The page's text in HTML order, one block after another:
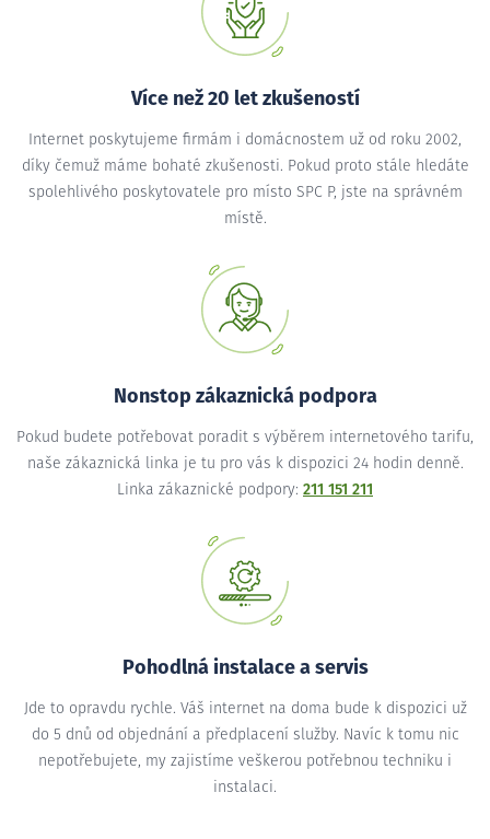
Více než 20 let zkušeností
Internet poskytujeme firmám i domácnostem už od roku 2002,
díky čemuž máme bohaté zkušenosti. Pokud proto stále hledáte
spolehlivého poskytovatele pro místo SPC P, jste na správném
místě.
Nonstop zákaznická podpora
Pokud budete potřebovat poradit s výběrem internetového tarifu,
naše zákaznická linka je tu pro vás k dispozici 24 hodin denně.
Linka zákaznické podpory: 211 151 211
Pohodlná instalace a servis
Jde to opravdu rychle. Váš internet na doma bude k dispozici už
do 5 dnů od objednání a předplacení služby. Navíc k tomu nic
nepotřebujete, my zajistíme veškerou potřebnou techniku i
instalaci.